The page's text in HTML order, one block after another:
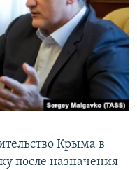
Крыма в
после назначения